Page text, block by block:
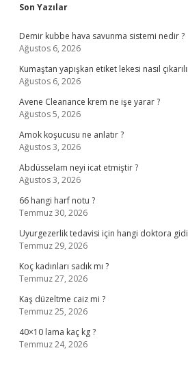
Sidebar
Son Yazılar
Demir kubbe hava savunma sistemi nedir ?
Ağustos 6, 2026
Kumaştan yapışkan etiket lekesi nasıl
Ağustos 6, 2026
Avene Cleanance krem ne işe yarar ?
Ağustos 5, 2026
Amok koşucusu ne anlatır ?
Ağustos 3, 2026
Abdüsselam neyi icat etmiştir ?
Ağustos 3, 2026
66 hangi harf notu ?
Temmuz 30, 2026
Uyurgezerlik tedavisi için hangi doktora
Temmuz 29, 2026
Koç kadınları sadık mı ?
Temmuz 27, 2026
Kaş düzeltme caiz mi ?
Temmuz 25, 2026
40×10 lama kaç kg ?
Temmuz 24, 2026